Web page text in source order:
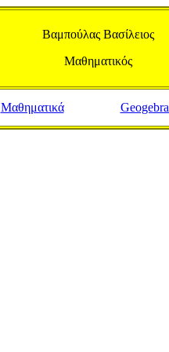
Βαμπούλας Βασίλειος
Μαθηματικός
Μαθηματικά Geogebra